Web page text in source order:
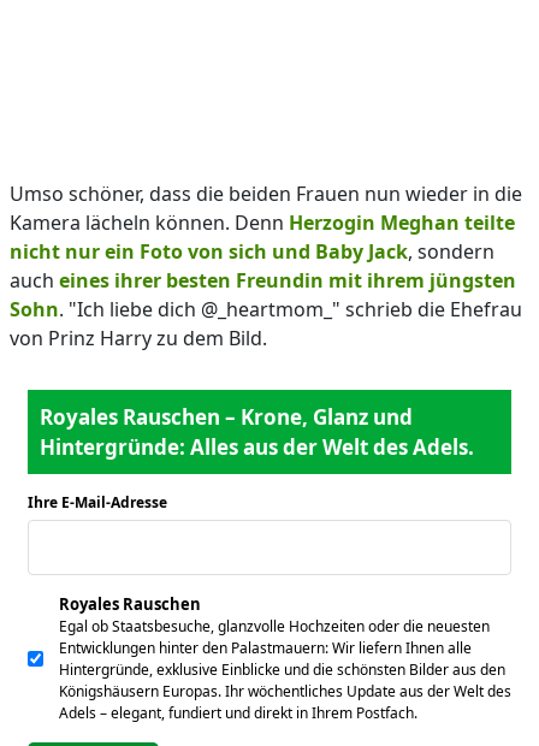
Umso schöner, dass die beiden Frauen nun wieder in die
Kamera lächeln können. Denn Herzogin Meghan teilte
nicht nur ein Foto von sich und Baby Jack, sondern
auch eines ihrer besten Freundin mit ihrem jüngsten
Sohn. "Ich liebe dich @_heartmom_" schrieb die Ehefrau
von Prinz Harry zu dem Bild.
Royales Rauschen – Krone, Glanz und
Hintergründe: Alles aus der Welt des Adels.
Ihre E-Mail-Adresse
Royales Rauschen
Egal ob Staatsbesuche, glanzvolle Hochzeiten oder die neuesten
Entwicklungen hinter den Palastmauern: Wir liefern Ihnen alle
Hintergründe, exklusive Einblicke und die schönsten Bilder aus den
Königshäusern Europas. Ihr wöchentliches Update aus der Welt des
Adels – elegant, fundiert und direkt in Ihrem Postfach.